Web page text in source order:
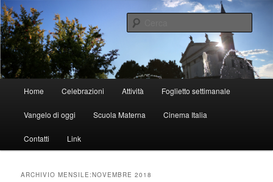
Vai
al
contenuto
principale
Vai
al
contenuto
secondarioParrocchia di Dolo
principale
Home Celebrazioni Attività Foglietto settimanale
Vangelo di oggi Scuola Materna Cinema Italia
Contatti Link
ARCHIVIO MENSILE:NOVEMBRE 2018